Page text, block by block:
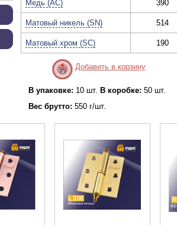
Медь (AC) 390
Матовый никель (SN) 514
Матовый хром (SC) 190
Добавить в корзину
В упаковке: 10 шт. В коробке: 50 шт.
Вес брутто: 550 г/шт.